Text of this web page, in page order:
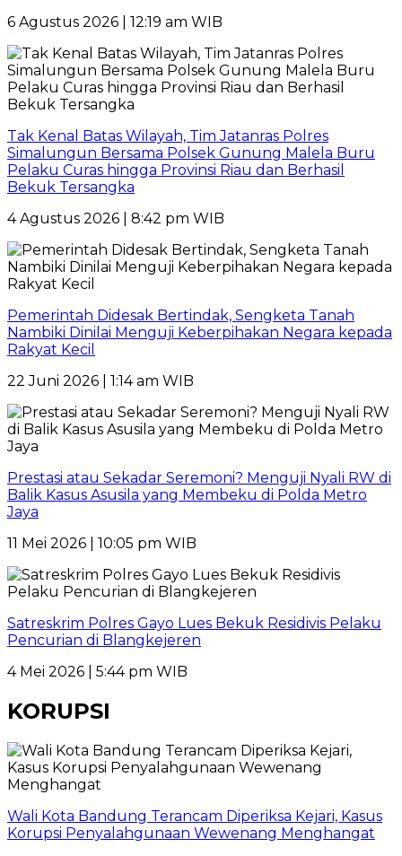
6 Agustus 2026 | 12:19 am WIB
Tak Kenal Batas Wilayah, Tim Jatanras Polres
Simalungun Bersama Polsek Gunung Malela Buru
Pelaku Curas hingga Provinsi Riau dan Berhasil
Bekuk Tersangka
4 Agustus 2026 | 8:42 pm WIB
Pemerintah Didesak Bertindak, Sengketa Tanah
Nambiki Dinilai Menguji Keberpihakan Negara kepada
Rakyat Kecil
22 Juni 2026 | 1:14 am WIB
Prestasi atau Sekadar Seremoni? Menguji Nyali RW di
Balik Kasus Asusila yang Membeku di Polda Metro
Jaya
11 Mei 2026 | 10:05 pm WIB
Satreskrim Polres Gayo Lues Bekuk Residivis Pelaku
Pencurian di Blangkejeren
4 Mei 2026 | 5:44 pm WIB
KORUPSI
Wali Kota Bandung Terancam Diperiksa Kejari, Kasus
Korupsi Penyalahgunaan Wewenang Menghangat